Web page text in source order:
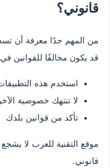
قانوني؟
من المهم جدًا معرفة أن
قد يكون مخالفًا للقوانين
استخدم هذه
لا تنتهك خصوصية
تأكد من قوانين بلدك
موقع التقنية للعرب لا
قانوني.